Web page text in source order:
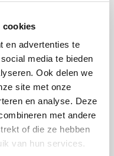
cookies
en advertenties te
media te bieden
Ook delen we
site met onze
en analyse. Deze
met andere
of die ze hebben
van hun services.
erkende
voor
Doel van
kunnen
als ook
lines”.
toegelaten: